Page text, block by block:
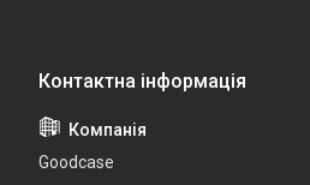
Goodcase